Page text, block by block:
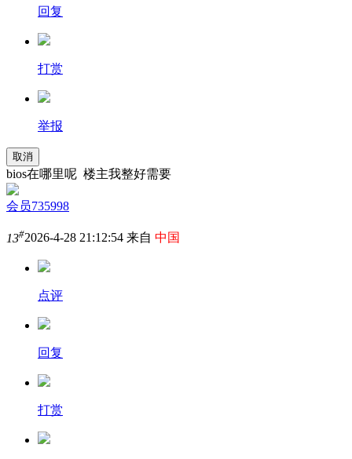
回复
打赏
举报
取消
bios在哪里呢 楼主我整好需要
会员735998
13#2026-4-28 21:12:54 来自 中国
点评
回复
打赏